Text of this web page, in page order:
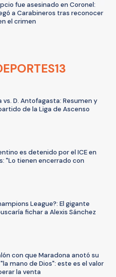
fue asesinado en Coronel:
a Carabineros tras reconocer
el crimen
vs. D. Antofagasta: Resumen y
de la Liga de Ascenso
es detenido por el ICE en
"Lo tienen encerrado con
League?: El gigante
fichar a Alexis Sánchez
con que Maradona anotó su
mano de Dios": este es el valor
la venta